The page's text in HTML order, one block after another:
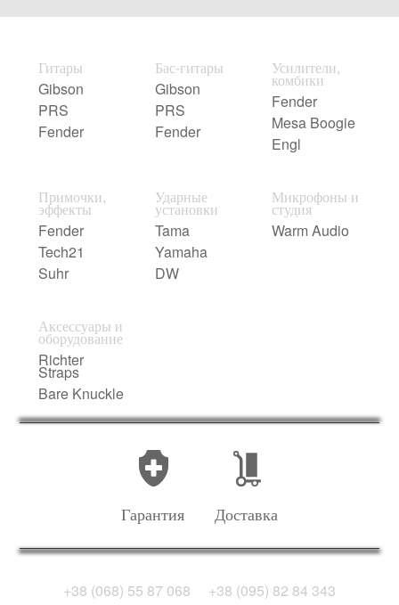
Гитары
Gibson
PRS
Fender
Бас-гитары
Gibson
PRS
Fender
Усилители,
комбики
Fender
Mesa Boogie
Engl
Примочки,
эффекты
Fender
Tech21
Suhr
Ударные
установки
Tama
Yamaha
DW
Микрофоны и
студия
Warm Audio
Аксессуары и
оборудование
Richter
Straps
Bare Knuckle
Гарантия Доставка
+38 (068) 55 87 068 +38 (095) 82 84 343